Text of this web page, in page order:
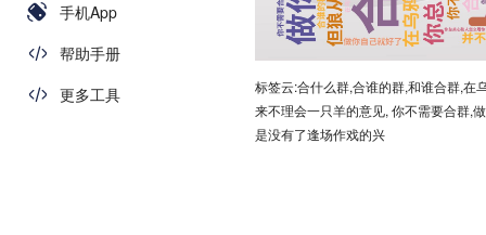
手机App
帮助手册
更多工具
标签云:合什么群,合谁的群,和谁合群,在
来不理会一只羊的意见, 你不需要合群,
是没有了逢场作戏的兴